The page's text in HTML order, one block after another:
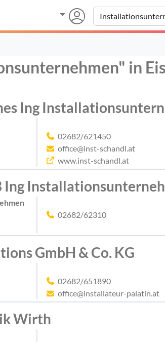
in
Ing
02682/621450
office@inst-schandl.at
www.inst-schandl.at
Ing
02682/62310
GmbH & Co. KG
02682/651890
office@installateur-palatin.at
Wirth